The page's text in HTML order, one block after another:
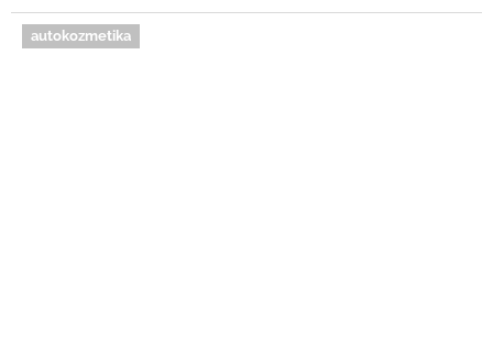
autokozmetika